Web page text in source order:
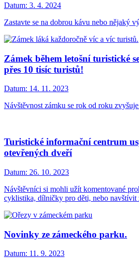
Datum: 3. 4. 2024
Zastavte se na dobrou kávu nebo nějaký
Zámek během letošní turistické
přes 10 tisíc turistů!
Datum: 14. 11. 2023
Návštěvnost zámku se rok od roku
Turistické informační centrum
otevřených dveří
Datum: 26. 10. 2023
Návštěvníci si mohli užít komentované
cyklistika, dílničky pro děti, nebo navštívit
Novinky ze zámeckého parku.
Datum: 11. 9. 2023